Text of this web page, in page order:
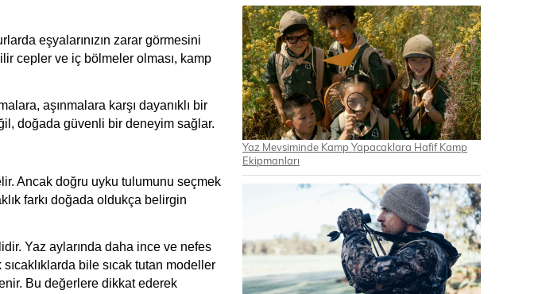
eşyalarınızın zarar görmesini
cepler ve iç bölmeler olması, kamp
aşınmalara karşı dayanıklı bir
doğada güvenli bir deneyim sağlar.
Ancak doğru uyku tulumunu seçmek
farkı doğada oldukça belirgin
Yaz aylarında daha ince ve nefes
bile sıcak tutan modeller
Bu değerlere dikkat ederek
Yaz Mevsiminde Kamp Yapacaklara Hafif Kamp
Ekipmanları